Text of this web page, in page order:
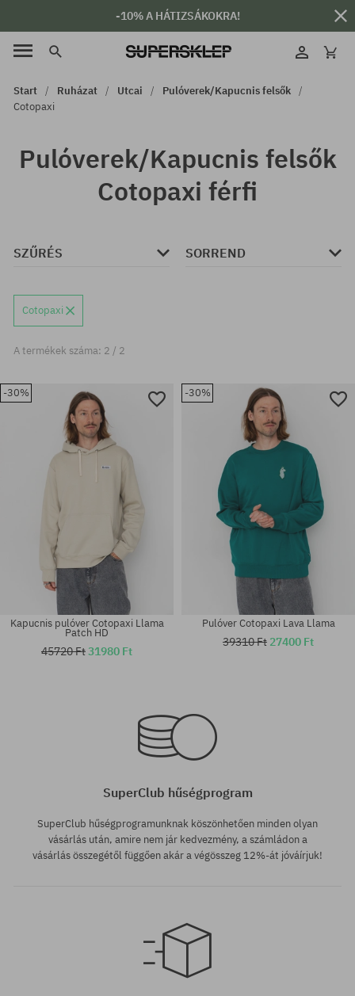
-10% A HÁTIZSÁKOKRA!
Start Ruházat Utcai
Pulóverek/Kapucnis felsők
Cotopaxi
Pulóverek/Kapucnis felsők
Cotopaxi férfi
SZŰRÉS SORREND
Cotopaxi
A termékek száma: 2 / 2
-30%
Kapucnis pulóver Cotopaxi Llama
Patch HD
45720 Ft31980 Ft
-30%
Elérhető méretek:
Pulóver Cotopaxi Lava Llama
39310 Ft 27400 Ft
SuperClub hűségprogram
SuperClub hűségprogramunknak köszönhetően minden olyan
vásárlás után, amire nem jár kedvezmény, a számládon a
vásárlás összegétől függően akár a végösszeg 12%-át jóváírjuk!